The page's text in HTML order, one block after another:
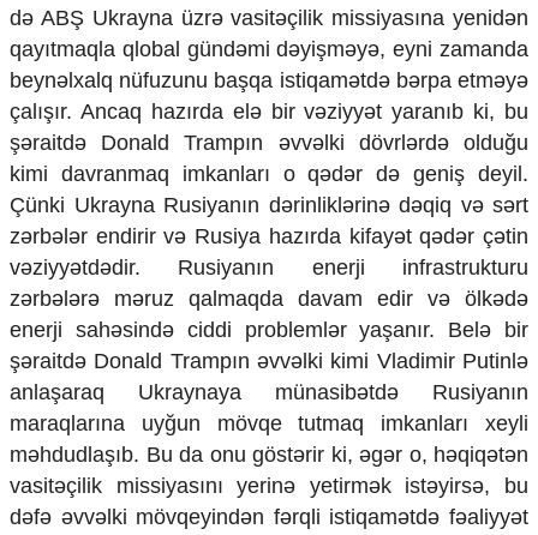
Cəmiyyət
Crossmedia.az - 1 yaş
Siyasət
Məhkəmə və hüquq
Ekologiya
Zəfər - 5
Gənclər və İdman
Media və QHT
Hadisə
Sağlamlıq
Sosium
Mənəvi dəyərlər
Texnologiya
Mətbuat-150
Əlaqə
Missiyamız
də ABŞ Ukrayna üzrə vasitəçilik missiyasına yenidən
qayıtmaqla qlobal gündəmi dəyişməyə, eyni zamanda
beynəlxalq nüfuzunu başqa istiqamətdə bərpa etməyə
çalışır. Ancaq hazırda elə bir vəziyyət yaranıb ki, bu
şəraitdə Donald Trampın əvvəlki dövrlərdə olduğu
kimi davranmaq imkanları o qədər də geniş deyil.
Çünki Ukrayna Rusiyanın dərinliklərinə dəqiq və sərt
zərbələr endirir və Rusiya hazırda kifayət qədər çətin
vəziyyətdədir. Rusiyanın enerji infrastrukturu
zərbələrə məruz qalmaqda davam edir və ölkədə
enerji sahəsində ciddi problemlər yaşanır. Belə bir
şəraitdə Donald Trampın əvvəlki kimi Vladimir Putinlə
anlaşaraq Ukraynaya münasibətdə Rusiyanın
maraqlarına uyğun mövqe tutmaq imkanları xeyli
məhdudlaşıb. Bu da onu göstərir ki, əgər o, həqiqətən
vasitəçilik missiyasını yerinə yetirmək istəyirsə, bu
dəfə əvvəlki mövqeyindən fərqli istiqamətdə fəaliyyət